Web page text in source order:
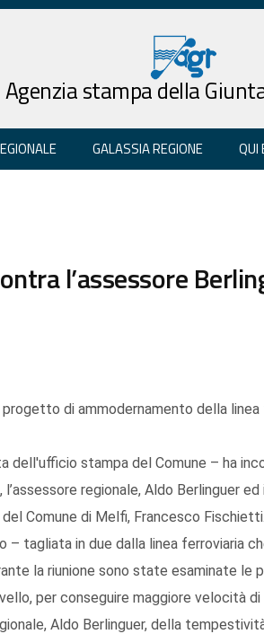
Agenzia stampa della
GALASSIA REGIONE QUI
l’assessore
di ammodernamento della linea
dell'ufficio stampa del Comune – ha
regionale, Aldo Berlinguer
Comune di Melfi, Francesco Fischietti.
– tagliata in due dalla linea ferroviaria
la riunione sono state esaminate le
per conseguire maggiore velocità
Aldo Berlinguer, della